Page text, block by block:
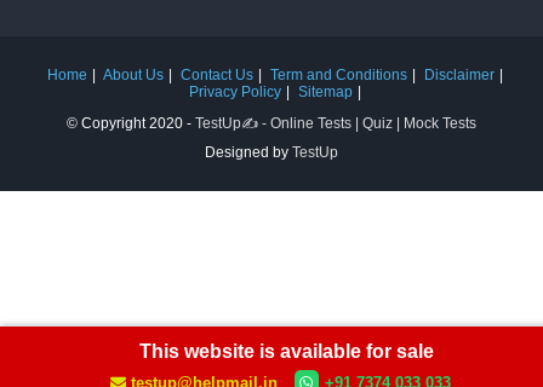
This website is available for sale
testup@helpmail.in +91 7374 033 033
Home About Us Contact Us Term and Conditions
Disclaimer
Privacy Policy
Sitemap
© Copyright 2020 - TestUp✍️ - Online Tests | Quiz | Mock Tests
Designed by TestUp